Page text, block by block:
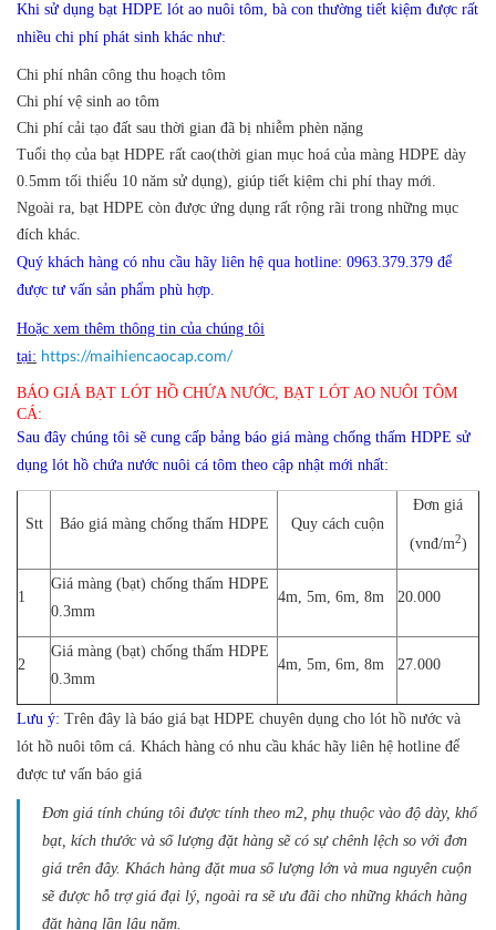
Khi sử dụng bạt HDPE lót ao nuôi tôm, bà con thường tiết kiệm được rất
nhiều chi phí phát sinh khác như:
Chi phí nhân công thu hoạch tôm
Chi phí vệ sinh ao tôm
Chi phí cải tạo đất sau thời gian đã bị nhiễm phèn nặng
Tuổi thọ của bạt HDPE rất cao(thời gian mục hoá của màng HDPE dày
0.5mm tối thiểu 10 năm sử dụng), giúp tiết kiệm chi phí thay mới.
Ngoài ra, bạt HDPE còn được ứng dụng rất rộng rãi trong những mục
đích khác.
Quý khách hàng có nhu cầu hãy liên hệ qua hotline: 0963.379.379 để
được tư vấn sản phẩm phù hợp.
Hoặc xem thêm thông tin của chúng tôi
tại: https://maihiencaocap.com/
BÁO GIÁ BẠT LÓT HỒ CHỨA NƯỚC, BẠT LÓT AO NUÔI TÔM
CÁ:
Sau đây chúng tôi sẽ cung cấp bảng báo giá màng chống thấm HDPE sử
dụng lót hồ chứa nước nuôi cá tôm theo cập nhật mới nhất:
Stt Báo giá màng chống thấm HDPE Quy cách cuộn
Đơn giá
(vnđ/m2)
1
Giá màng (bạt) chống thấm HDPE
0.3mm
4m, 5m, 6m, 8m 20.000
2
Giá màng (bạt) chống thấm HDPE
0.3mm
4m, 5m, 6m, 8m 27.000
Lưu ý: Trên đây là báo giá bạt HDPE chuyên dụng cho lót hồ nước và
lót hồ nuôi tôm cá. Khách hàng có nhu cầu khác hãy liên hệ hotline để
được tư vấn báo giá
Đơn giá tính chúng tôi được tính theo m2, phụ thuộc vào độ dày, khổ
bạt, kích thước và số lượng đặt hàng sẽ có sự chênh lệch so với đơn
giá trên đây. Khách hàng đặt mua số lượng lớn và mua nguyên cuộn
sẽ được hỗ trợ giá đại lý, ngoài ra sẽ ưu đãi cho những khách hàng
đặt hàng lần lâu năm.